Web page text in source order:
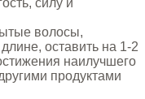
силу и
волосы,
оставить на 1-2
наилучшего
продуктами